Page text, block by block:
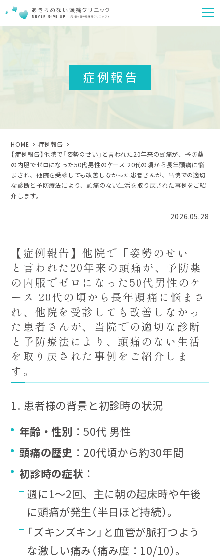
症例報告
HOME
症例報告
【症例報告】他院で「姿勢のせい」と言われた20年来の頭痛が、予防薬
の内服でゼロになった50代男性のケース 20代の頃から長年頭痛に悩
まされ、他院を受診しても改善しなかった患者さんが、当院での適切
な診断と予防療法により、頭痛のない生活を取り戻された事例をご紹
介します。
2026.05.28
【症例報告】他院で「姿勢のせい」
と言われた20年来の頭痛が、予防薬
の内服でゼロになった50代男性のケ
ース 20代の頃から長年頭痛に悩まさ
れ、他院を受診しても改善しなかっ
た患者さんが、当院での適切な診断
と予防療法により、頭痛のない生活
を取り戻された事例をご紹介しま
す。
1. 患者様の背景と初診時の状況
年齢・性別 ：50代 男性
頭痛の歴史 ：20代頃から約30年間
初診時の症状 ：
週に1〜2回、主に朝の起床時や午後
に頭痛が発生（半日ほど持続）。
「ズキンズキン」と血管が脈打つよう
な激しい痛み（痛み度：10/10）。